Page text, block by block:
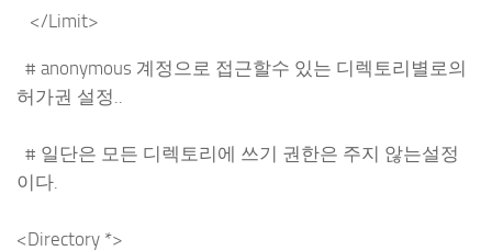
</Limit>
# anonymous 계정으로 접근할수 있는 디렉토리별로의
허가권 설정..
# 일단은 모든 디렉토리에 쓰기 권한은 주지 않는설정
이다.
<Directory *>